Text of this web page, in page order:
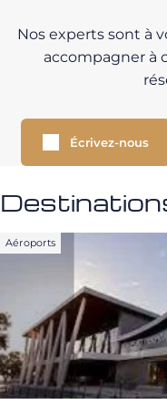
Nos experts sont à
accompagner à
Écrivez-nous
Aéroports